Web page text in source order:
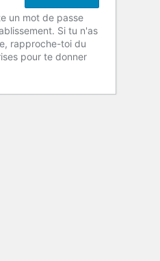
un mot de passe
Si tu n'as
rapproche-toi du
pour te donner